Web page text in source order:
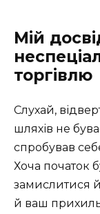
Мій
торгівлю
Слухай,
шляхів не
спробував
Хоча початок
замислитися
й ваш